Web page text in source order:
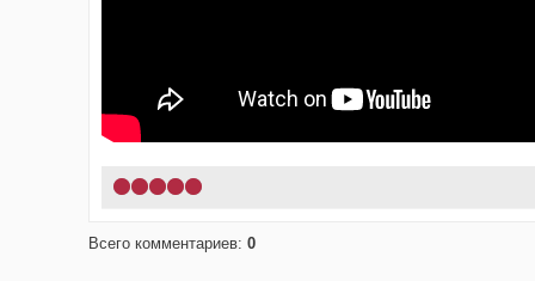
1 2 3 4
Всего комментариев: 0